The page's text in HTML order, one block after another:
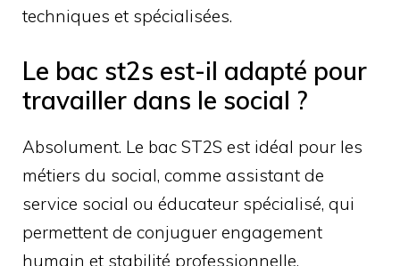
techniques et spécialisées.
Le bac st2s est-il adapté pour
travailler dans le social ?
Absolument. Le bac ST2S est idéal pour les
métiers du social, comme assistant de
service social ou éducateur spécialisé, qui
permettent de conjuguer engagement
humain et stabilité professionnelle.